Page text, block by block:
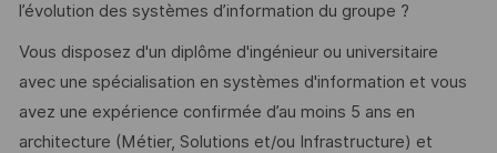
l’évolution des systèmes d’information du groupe ?
Vous disposez d'un diplôme d'ingénieur ou universitaire
avec une spécialisation en systèmes d'information et vous
avez une expérience confirmée d’au moins 5 ans en
architecture (Métier, Solutions et/ou Infrastructure) et